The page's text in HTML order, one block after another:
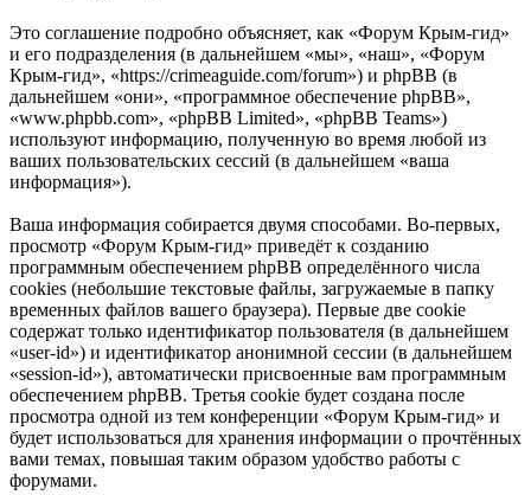
Это соглашение подробно объясняет, как «Форум Крым-гид»
и его подразделения (в дальнейшем «мы», «наш», «Форум
Крым-гид», «https://crimeaguide.com/forum») и phpBB (в
дальнейшем «они», «программное обеспечение phpBB»,
«www.phpbb.com», «phpBB Limited», «phpBB Teams»)
используют информацию, полученную во время любой из
ваших пользовательских сессий (в дальнейшем «ваша
информация»).
Ваша информация собирается двумя способами. Во-первых,
просмотр «Форум Крым-гид» приведёт к созданию
программным обеспечением phpBB определённого числа
cookies (небольшие текстовые файлы, загружаемые в папку
временных файлов вашего браузера). Первые две cookie
содержат только идентификатор пользователя (в дальнейшем
«user-id») и идентификатор анонимной сессии (в дальнейшем
«session-id»), автоматически присвоенные вам программным
обеспечением phpBB. Третья cookie будет создана после
просмотра одной из тем конференции «Форум Крым-гид» и
будет использоваться для хранения информации о прочтённых
вами темах, повышая таким образом удобство работы с
форумами.